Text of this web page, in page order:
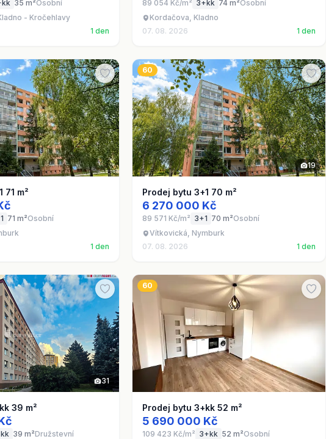
35 m²Osobní
- Kročehlavy
1 den
89 054 Kč/m² 3+kk 74 m²Osobní
Kordačova, Kladno
07. 08. 2026
1 den
71 m²
71 m²Osobní
1 den
60
19
Prodej bytu 3+1 70 m²
6 270 000 Kč
89 571 Kč/m² 3+1 70 m²Osobní
Vítkovická, Nymburk
07. 08. 2026
1 den
31
39 m²
39 m²Družstevní
60
Prodej bytu 3+kk 52 m²
5 690 000 Kč
109 423 Kč/m² 3+kk 52 m²Osobní